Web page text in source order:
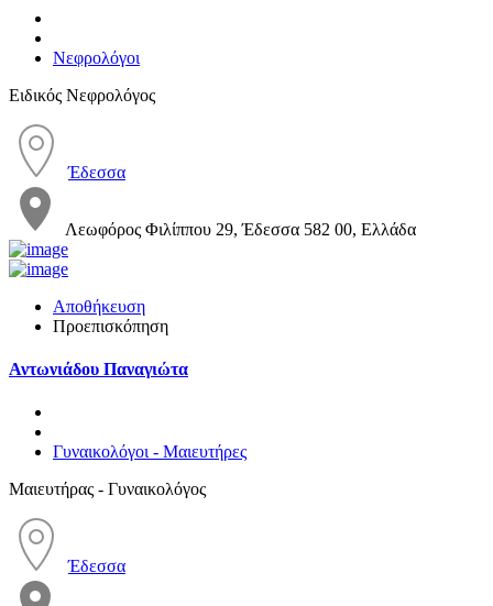
Νεφρολόγοι
Ειδικός Νεφρολόγος
Έδεσσα
Λεωφόρος Φιλίππου 29, Έδεσσα 582 00, Ελλάδα
Αποθήκευση
Προεπισκόπηση
Αντωνιάδου Παναγιώτα
Γυναικολόγοι - Μαιευτήρες
Μαιευτήρας - Γυναικολόγος
Έδεσσα